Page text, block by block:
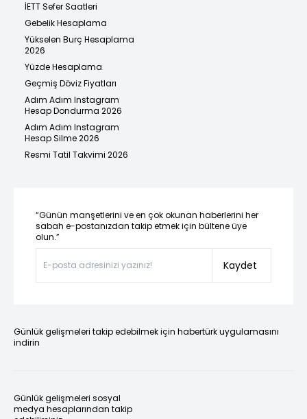
İETT Sefer Saatleri
Gebelik Hesaplama
Yükselen Burç Hesaplama
2026
Yüzde Hesaplama
Geçmiş Döviz Fiyatları
Adım Adım Instagram
Hesap Dondurma 2026
Adım Adım Instagram
Hesap Silme 2026
Resmi Tatil Takvimi 2026
“Günün manşetlerini ve en çok okunan haberlerini her
sabah e-postanızdan takip etmek için bültene üye
olun.”
Kaydet
Günlük gelişmeleri takip edebilmek için habertürk uygulamasını
indirin
Günlük gelişmeleri sosyal
medya hesaplarından takip